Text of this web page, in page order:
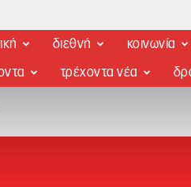
διεθνή κοινωνία
τρέχοντα νέα